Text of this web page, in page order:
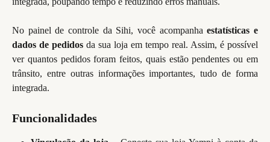
No painel de controle da Sihi, você acompanhaestatísticas e
dados de pedidos da sua loja em tempo real. Assim, é possível
ver quantos pedidos foram feitos, quais estão pendentes ou em
trânsito, entre outras informações importantes, tudo de forma
integrada.
Funcionalidades